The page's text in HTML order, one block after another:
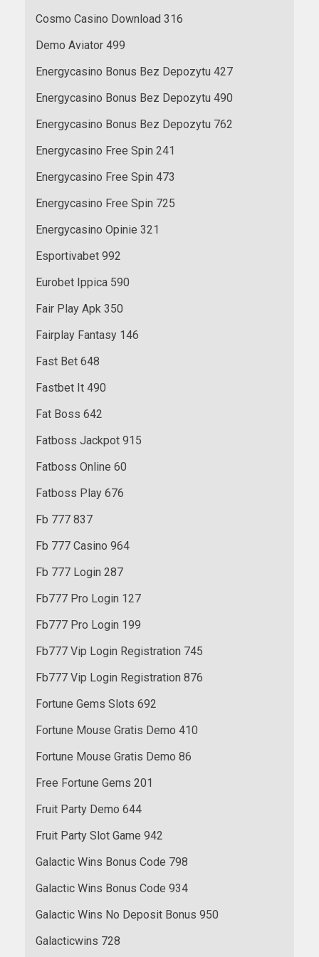
Cosmo Casino Download 316
Demo Aviator 499
Energycasino Bonus Bez Depozytu 427
Energycasino Bonus Bez Depozytu 490
Energycasino Bonus Bez Depozytu 762
Energycasino Free Spin 241
Energycasino Free Spin 473
Energycasino Free Spin 725
Energycasino Opinie 321
Esportivabet 992
Eurobet Ippica 590
Fair Play Apk 350
Fairplay Fantasy 146
Fast Bet 648
Fastbet It 490
Fat Boss 642
Fatboss Jackpot 915
Fatboss Online 60
Fatboss Play 676
Fb 777 837
Fb 777 Casino 964
Fb 777 Login 287
Fb777 Pro Login 127
Fb777 Pro Login 199
Fb777 Vip Login Registration 745
Fb777 Vip Login Registration 876
Fortune Gems Slots 692
Fortune Mouse Gratis Demo 410
Fortune Mouse Gratis Demo 86
Free Fortune Gems 201
Fruit Party Demo 644
Fruit Party Slot Game 942
Galactic Wins Bonus Code 798
Galactic Wins Bonus Code 934
Galactic Wins No Deposit Bonus 950
Galacticwins 728